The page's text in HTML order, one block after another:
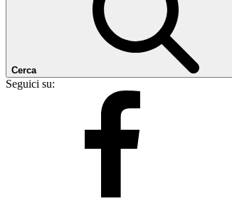
Cerca
Seguici su: